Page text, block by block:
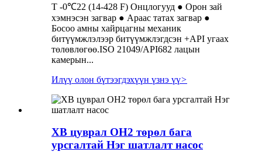
T -0℃22 (14-428 F) Онцлогууд ● Орон зай
хэмнэсэн загвар ● Араас татах загвар ●
Босоо амны хайрцагны механик
битүүмжлэлээр битүүмжлэгдсэн +API угаах
төлөвлөгөө.ISO 21049/API682 лацын
камерын...
Илүү олон бүтээгдэхүүн үзнэ үү>
XB цуврал OH2 төрөл бага
урсгалтай Нэг шатлалт насос